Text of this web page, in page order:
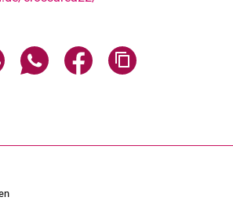
Seite über E-Mail teilen
Seite über WhatsApp teilen
Seite über Facebook